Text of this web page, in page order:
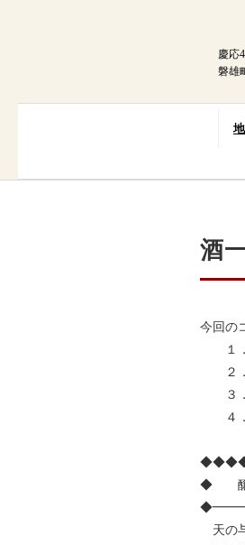
慶応
磐雄
酒
今回の
１．
２．
３．
４．
◆ 醸
天の